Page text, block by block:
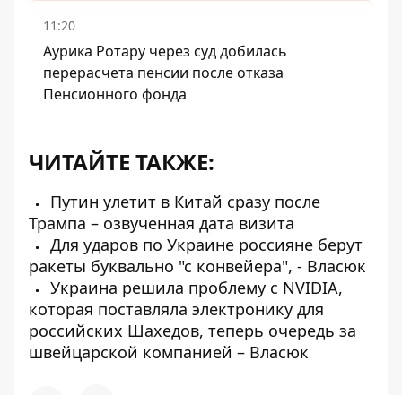
11:20
Аурика Ротару через суд добилась
перерасчета пенсии после отказа
Пенсионного фонда
ЧИТАЙТЕ ТАКЖЕ:
Путин улетит в Китай сразу после
Трампа – озвученная дата визита
Для ударов по Украине россияне берут
ракеты буквально "с конвейера", - Власюк
Украина решила проблему с NVIDIA,
которая поставляла электронику для
российских Шахедов, теперь очередь за
швейцарской компанией – Власюк